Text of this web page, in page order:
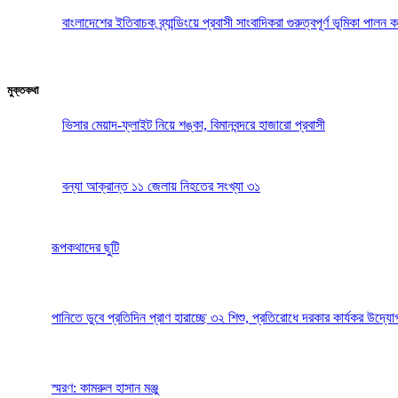
বাংলাদেশের ইতিবাচক ব্র্যান্ডিংয়ে প্রবাসী সাংবাদিকরা গুরুত্বপূর্ণ ভূমিকা
মুক্তকথা
ভিসার মেয়াদ-ফ্লাইট নিয়ে শঙ্কা, বিমানবন্দরে হাজারো প্রবাসী
বন্যা আক্রান্ত ১১ জেলায় নিহতের সংখ্যা ৩১
রূপকথাদের ছুটি
পানিতে ডুবে প্রতিদিন প্রাণ হারাচ্ছে ৩২ শিশু, প্রতিরোধে দরকার কার্যকর
স্মরণ: কামরুল হাসান মঞ্জু